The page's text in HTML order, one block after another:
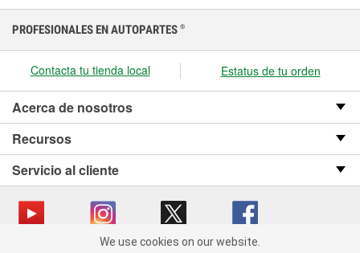
We use cookies on our website. By clicking "Accept", you consent
PROFESIONALES EN AUTOPARTES ®
Contacta tu tienda local Estatus de tu orden
Acerca de nosotros
Recursos
Servicio al cliente
We use cookies on our website.